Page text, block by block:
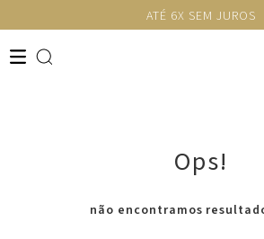
ATÉ 6X SEM JUROS
Ops!
não encontramos